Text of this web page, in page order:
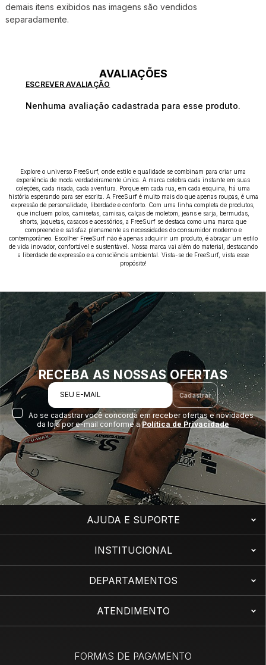
demais itens exibidos nas imagens são vendidos
separadamente.
AVALIAÇÕES
ESCREVER AVALIAÇÃO
Nenhuma avaliação cadastrada para esse produto.
Explore o universo FreeSurf, onde estilo e qualidade se combinam para criar uma
experiência de moda verdadeiramente única. A marca celebra cada instante em suas
coleções, cada risada, cada aventura. Porque em cada rua, em cada esquina, há uma
história esperando para ser escrita. A FreeSurf é muito mais do que apenas roupas, é uma
expressão de personalidade, liberdade e conforto. Com uma linha completa de produtos,
que incluem polos, camisetas, camisas, calças de moletom, jeans e sarja, bermudas,
shorts, jaquetas, casacos e acessórios, a FreeSurf se destaca como uma marca que
compreende e satisfaz plenamente as necessidades do consumidor moderno e
contemporâneo. Escolher FreeSurf não é apenas adquirir um produto, é abraçar um estilo
de vida inovador, confortável e sustentável. Nossa marca vai além do material, destacando
a liberdade de expressão e a consciência ambiental. Vista-se de FreeSurf, vista esse
propósito!
RECEBA AS NOSSAS OFERTAS
SEU E-MAIL Cadastrar
Ao se cadastrar você concorda em receber ofertas e novidades
da loja por e-mail conforme aPolítica de Privacidade
AJUDA E SUPORTE
INSTITUCIONAL
DEPARTAMENTOS
ATENDIMENTO